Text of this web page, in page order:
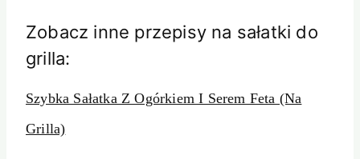
Zobacz inne przepisy na sałatki do
grilla:
Szybka Sałatka Z Ogórkiem I Serem Feta (Na
Grilla)